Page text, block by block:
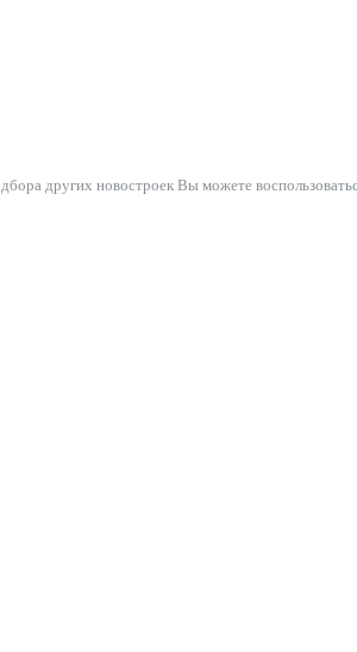
других новостроек Вы можете